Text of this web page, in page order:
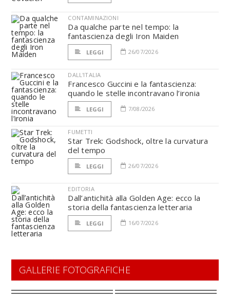
CONTAMINAZIONI
Da qualche parte nel tempo: la
fantascienza degli Iron Maiden
LEGGI 26/07/2026
DALL'ITALIA
Francesco Guccini e la fantascienza:
quando le stelle incontravano l’ironia
LEGGI 7/08/2026
FUMETTI
Star Trek: Godshock, oltre la curvatura
del tempo
LEGGI 26/07/2026
EDITORIA
Dall’antichità alla Golden Age: ecco la
storia della fantascienza letteraria
LEGGI 16/07/2026
GALLERIE FOTOGRAFICHE